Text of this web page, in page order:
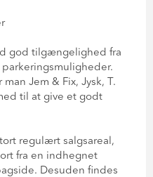
god tilgængelighed fra
Jem & Fix, Jysk, T.
til at give et godt
regulært salgsareal,
fra en indhegnet
Desuden findes